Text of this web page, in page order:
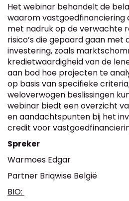
Het webinar behandelt de
waarom vastgoedfinanciering
met nadruk op de verwachte
risico’s die gepaard gaan met
investering, zoals
kredietwaardigheid van de
aan bod hoe projecten te
op basis van specifieke
weloverwogen beslissingen
webinar biedt een overzicht
en aandachtspunten bij het
credit voor
Spreker
Warmoes Edgar
Partner Briqwise België
BIO: